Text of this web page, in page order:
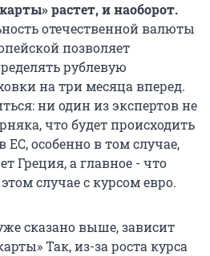
растет, и наоборот.
отечественной валюты
позволяет
рублевую
на три месяца вперед.
ни один из экспертов не
что будет происходить
особенно в том случае,
Греция, а главное - что
случае с курсом евро.
сказано выше, зависит
Так, из-за роста курса